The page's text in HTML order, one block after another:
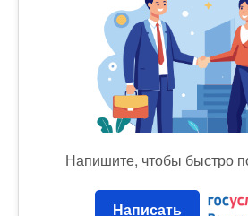
Напишите, чтобы быстро
Написать